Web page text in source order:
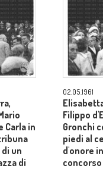
Carla in
un
di
02.05.1961
Filippo
Gronchi
piedi al
d'onore